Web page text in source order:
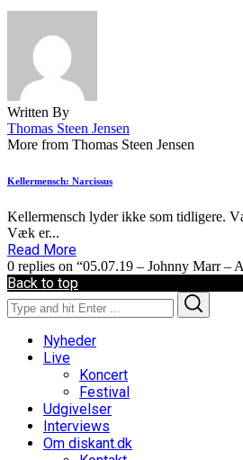
Written By
Thomas Steen Jensen
More from Thomas Steen Jensen
Kellermensch: Narcissus
Kellermensch lyder ikke som tidligere.
Væk er...
Read More
0 replies on “05.07.19 – Johnny Marr –
Back to top
Search
for:
Nyheder
Live
Koncert
Festival
Udgivelser
Interviews
Om diskant.dk